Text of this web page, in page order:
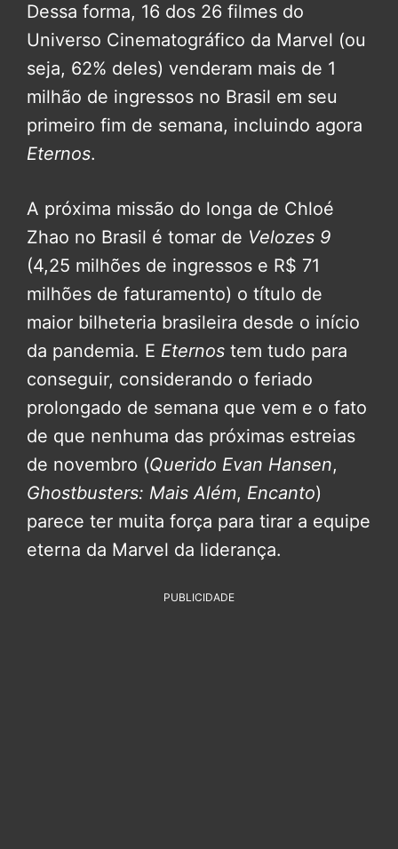
Dessa forma, 16 dos 26 filmes do
Universo Cinematográfico da Marvel (ou
seja, 62% deles) venderam mais de 1
milhão de ingressos no Brasil em seu
primeiro fim de semana, incluindo agora
Eternos.
A próxima missão do longa de Chloé
Zhao no Brasil é tomar de Velozes 9
(4,25 milhões de ingressos e R$ 71
milhões de faturamento) o título de
maior bilheteria brasileira desde o início
da pandemia. E Eternos tem tudo para
conseguir, considerando o feriado
prolongado de semana que vem e o fato
de que nenhuma das próximas estreias
de novembro (Querido Evan Hansen,
Ghostbusters: Mais Além, Encanto)
parece ter muita força para tirar a equipe
eterna da Marvel da liderança.
PUBLICIDADE